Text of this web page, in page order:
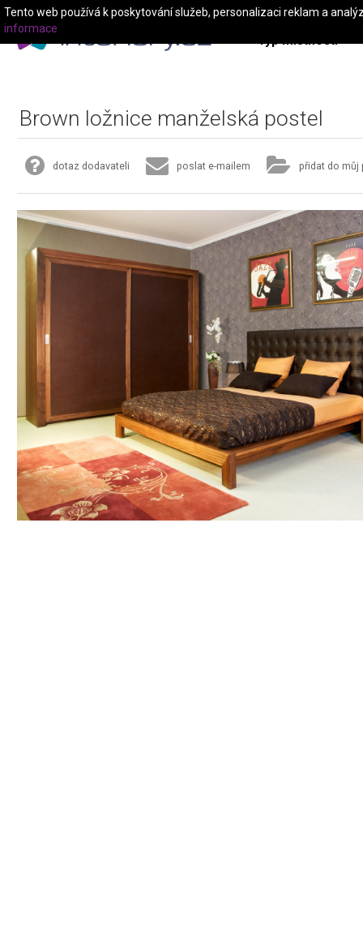
Typ místnosti
Brown ložnice manželská postel
dotaz dodavateli poslat e-mailem přidat do můj
Tento web používá k poskytování služeb, personalizaci reklam a
informace